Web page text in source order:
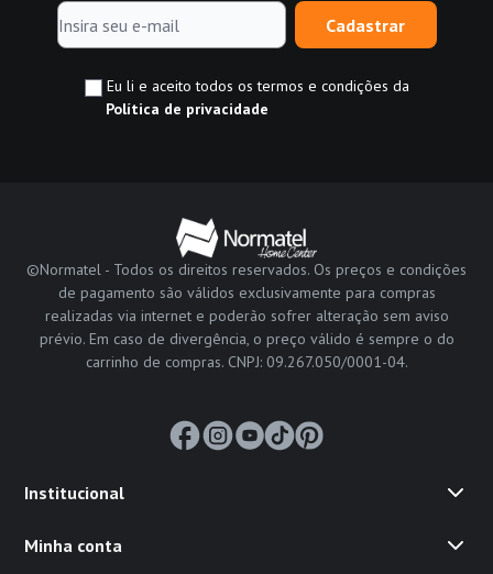
Cadastrar
Eu li e aceito todos os termos e condições da
Política de privacidade
©Normatel - Todos os direitos reservados. Os preços e condições
de pagamento são válidos exclusivamente para compras
realizadas via internet e poderão sofrer alteração sem aviso
prévio. Em caso de divergência, o preço válido é sempre o do
carrinho de compras. CNPJ: 09.267.050/0001-04.
Institucional
Minha conta